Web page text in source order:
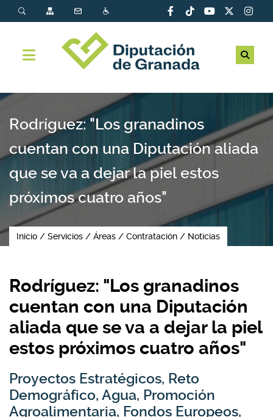
Rodríguez: "Los granadinos
cuentan con una Diputación aliada
que se va a dejar la piel estos
próximos cuatro años"
Inicio Servicios Áreas Contratación Noticias
Rodríguez: "Los granadinos
cuentan con una Diputación
aliada que se va a dejar la piel
estos próximos cuatro años"
Proyectos Estratégicos, Reto
Demográfico, Agua, Promoción
Agroalimentaria, Fondos Europeos,